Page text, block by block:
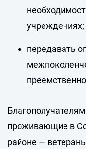
учреждениях;
передавать
проживающие в
районе —